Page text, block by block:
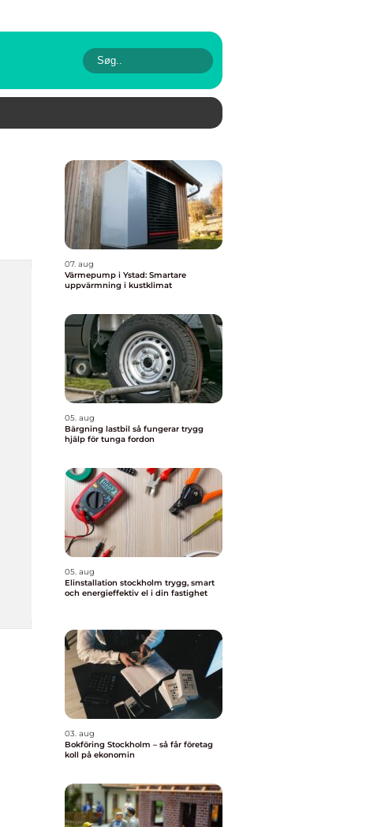
07. aug
Värmepump i Ystad: Smartare
uppvärmning i kustklimat
05. aug
Bärgning lastbil så fungerar trygg
hjälp för tunga fordon
05. aug
Elinstallation stockholm trygg, smart
och energieffektiv el i din fastighet
03. aug
Bokföring Stockholm – så får företag
koll på ekonomin